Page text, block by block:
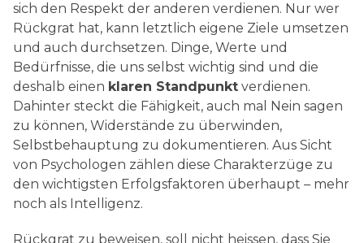
sich den Respekt der anderen verdienen. Nur wer
Rückgrat hat, kann letztlich eigene Ziele umsetzen
und auch durchsetzen. Dinge, Werte und
Bedürfnisse, die uns selbst wichtig sind und die
deshalb einen klaren Standpunkt verdienen.
Dahinter steckt die Fähigkeit, auch mal Nein sagen
zu können, Widerstände zu überwinden,
Selbstbehauptung zu dokumentieren. Aus Sicht
von Psychologen zählen diese Charakterzüge zu
den wichtigsten Erfolgsfaktoren überhaupt – mehr
noch als Intelligenz.
Rückgrat zu beweisen, soll nicht heissen, dass Sie